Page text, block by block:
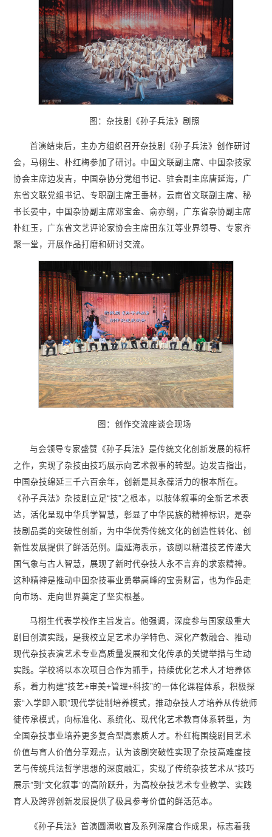
图：杂技剧《孙子兵法》剧照
首演结束后，主办方组织召开杂技剧《孙子兵法》创作研讨
会，马栩生、朴红梅参加了研讨。中国文联副主席、中国杂技家
协会主席边发吉，中国杂协分党组书记、驻会副主席唐延海，广
东省文联党组书记、专职副主席王垂林，云南省文联副主席、秘
书长晏中，中国杂协副主席邓宝金、俞亦纲，广东省杂协副主席
朴红玉，广东省文艺评论家协会主席田东江等业界领导、专家齐
聚一堂，开展作品打磨和研讨交流。
图：创作交流座谈会现场
与会领导专家盛赞《孙子兵法》是传统文化创新发展的标杆
之作，实现了杂技由技巧展示向艺术叙事的转型。边发吉指出，
中国杂技绵延三千六百余年，创新是其永葆活力的根本所在。
《孙子兵法》杂技剧立足“技”之根本，以肢体叙事的全新艺术表
达，活化呈现中华兵学智慧，彰显了中华民族的精神标识，是杂
技剧品类的突破性创新，为中华优秀传统文化的创造性转化、创
新性发展提供了鲜活范例。唐延海表示，该剧以精湛技艺传递大
国气象与古人智慧，展现了新时代杂技人永不言弃的求索精神。
这种精神是推动中国杂技事业勇攀高峰的宝贵财富，也为作品走
向市场、走向世界奠定了坚实根基。
马栩生代表学校作主旨发言。他强调，深度参与国家级重大
剧目创演实践，是我校立足艺术办学特色、深化产教融合、推动
现代杂技表演艺术专业高质量发展和文化传承的关键举措与生动
实践。学校将以本次项目合作为抓手，持续优化艺术人才培养体
系，着力构建“技艺+审美+管理+科技”的一体化课程体系，积极探
索“入学即入职”现代学徒制培养模式，推动杂技人才培养从传统师
徒传承模式，向标准化、系统化、现代化艺术教育体系转型，为
全国杂技事业培养更多复合型高素质人才。朴红梅围绕剧目艺术
价值与育人价值分享观点，认为该剧突破性实现了杂技高难度技
艺与传统兵法哲学思想的深度融汇，实现了传统杂技艺术从“技巧
展示”到“文化叙事”的高阶跃升，为高校杂技艺术专业教学、实践
育人及跨界创新发展提供了极具参考价值的鲜活范本。
《孙子兵法》首演圆满收官及系列深度合作成果，标志着我